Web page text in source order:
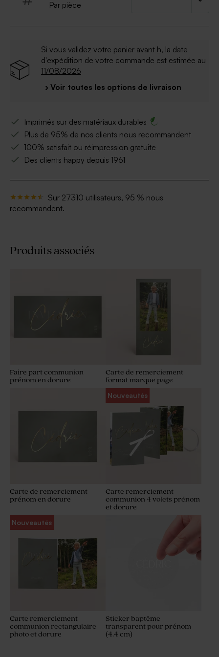
attache parisienne pour assembler l'ensemble
Par pièce
Si vous validez votre panier avant h, la date
d'expédition de votre commande est estimée au
11/08/2026
› Voir toutes les options de livraison
Imprimés sur des matériaux durables
Plus de 95% de nos clients nous recommandent
100% satisfait ou réimpression gratuite
Des clients happy depuis 1961
Sur 27310 utilisateurs, 95 % nous
recommandent.
Produits associés
Faire part communion
prénom en dorure
Carte de remerciement
format marque page
Carte de remerciement
prénom en dorure
Nouveautés
Carte remerciement
communion 4 volets prénom
et dorure
Nouveautés
Carte remerciement
communion rectangulaire
photo et dorure
Sticker baptême
transparent pour prénom
(4.4 cm)